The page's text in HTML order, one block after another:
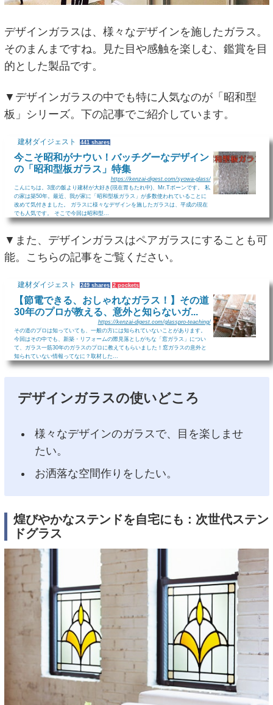
デザインガラスは、様々なデザインを施したガラス。
そのまんまですね。見た目や感触を楽しむ、鑑賞を目
的とした製品です。
▼デザインガラスの中でも特に人気なのが「昭和型
板」シリーズ。下の記事でご紹介しています。
建材ダイジェスト 441 shares
今こそ昭和がナウい！バッチグーなデザイン
の「昭和型板ガラス」特集
https://kenzai-digest.com/syowa-glass/
こんにちは。3度の飯より建材が大好き(現在胃もたれ中)、Mr.Tボーンです。 私
の家は築50年。最近、我が家に「昭和型板ガラス」が多数使われていることに
改めて気付きました。 ガラスに様々なデザインを施したガラスは、平成の現在
でも人気です。 そこで今回は昭和型...
▼また、デザインガラスはペアガラスにすることも可
能。こちらの記事をご覧ください。
建材ダイジェスト 249 shares 2 pockets
【節電できる、おしゃれなガラス！】その道
30年のプロが教える、意外と知らないガ...
https://kenzai-digest.com/glasspro-teaching/
その道のプロは知っていても、一般の方には知られていないことがあります。
今回はその中でも、新築・リフォームの際見落としがちな「窓ガラス」につい
て、ガラス一筋30年のガラスのプロに教えてもらいました！窓ガラスの意外と
知られていない情報ってなに？取材した...
デザインガラスの使いどころ
様々なデザインのガラスで、目を楽しませ
たい。
お洒落な空間作りをしたい。
煌びやかなステンドを自宅にも : 次世代ステン
ドグラス